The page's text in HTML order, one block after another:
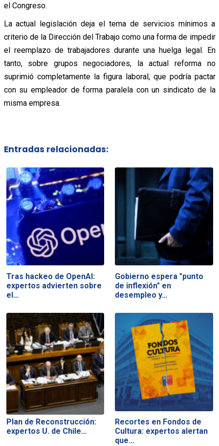
el Congreso.
La actual legislación deja el tema de servicios mínimos a
criterio de la Dirección del Trabajo como una forma de impedir
el reemplazo de trabajadores durante una huelga legal. En
tanto, sobre grupos negociadores, la actual reforma no
suprimió completamente la figura laboral, que podría pactar
con su empleador de forma paralela con un sindicato de la
misma empresa.
Entradas relacionadas:
Tras hackeo de OpenAI:
expertos advierten sobre
el…
Gobierno espera "punto
de inflexión" en
desempleo y…
Plan de Reconstrucción:
expertos U. de Chile…
Recortes en Fondos de
Cultura: expertos alertan
que…